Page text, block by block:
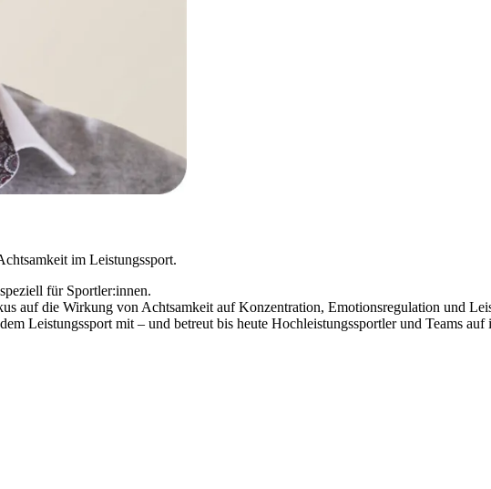
im Leistungssport.
für Sportler:innen.
auf die Wirkung von Achtsamkeit auf Konzentration, Emotionsregulation und
Leistungssport mit – und betreut bis heute Hochleistungssportler und Teams auf